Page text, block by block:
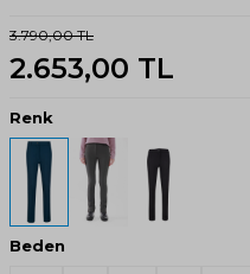
3.790,00TL
2.653,00 TL
Renk
Beden